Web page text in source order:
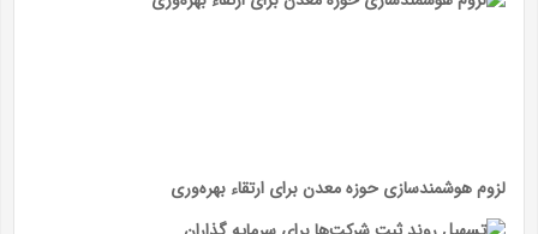
لزوم هوشمندسازی حوزه معدن برای ارتقاء بهره‌وری